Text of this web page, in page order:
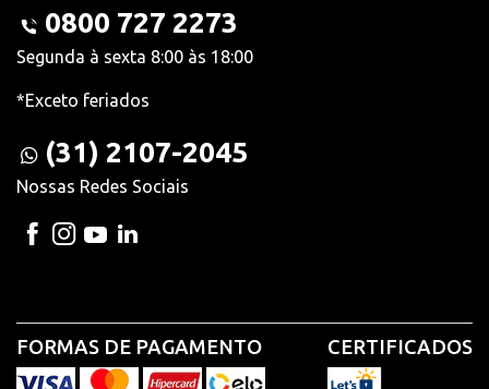
0800 727 2273
Segunda à sexta 8:00 às 18:00
*Exceto feriados
(31) 2107-2045
Nossas Redes Sociais
FORMAS DE PAGAMENTO CERTIFICADOS